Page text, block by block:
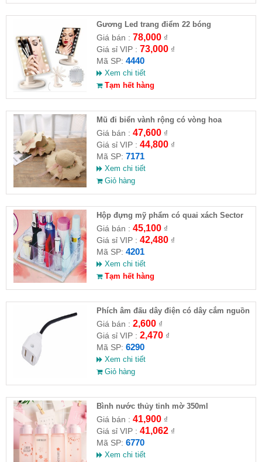
Gương Led trang điểm 22 bóng
Giá bán : 78,000₫
Giá sỉ VIP : 73,000₫
Mã SP: 4440
Xem chi tiết
Tạm hết hàng
Mũ đi biển vành rộng có vòng hoa
Giá bán : 47,600₫
Giá sỉ VIP : 44,800₫
Mã SP: 7171
Xem chi tiết
Giỏ hàng
Hộp đựng mỹ phẩm có quai xách Sector
Cosmetic
Giá bán : 45,100₫
Giá sỉ VIP : 42,480₫
Mã SP: 4201
Xem chi tiết
Tạm hết hàng
Phích âm đấu dây điện có dây cắm nguồn
camera
Giá bán : 2,600₫
Giá sỉ VIP : 2,470₫
Mã SP: 6290
Xem chi tiết
Giỏ hàng
Bình nước thủy tinh mờ 350ml
Giá bán : 41,900₫
Giá sỉ VIP : 41,062₫
Mã SP: 6770
Xem chi tiết